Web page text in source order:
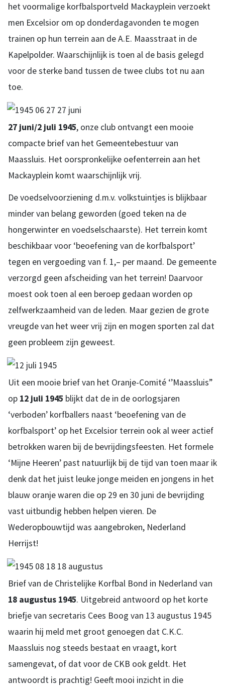
het voormalige korfbalsportveld Mackayplein verzoekt
men Excelsior om op donderdagavonden te mogen
trainen op hun terrein aan de A.E. Maasstraat in de
Kapelpolder. Waarschijnlijk is toen al de basis gelegd
voor de sterke band tussen de twee clubs tot nu aan
toe.
27 juni/2 juli 1945, onze club ontvangt een mooie
compacte brief van het Gemeentebestuur van
Maassluis. Het oorspronkelijke oefenterrein aan het
Mackayplein komt waarschijnlijk vrij.
De voedselvoorziening d.m.v. volkstuintjes is blijkbaar
minder van belang geworden (goed teken na de
hongerwinter en voedselschaarste). Het terrein komt
beschikbaar voor ‘beoefening van de korfbalsport’
tegen en vergoeding van f. 1,– per maand. De gemeente
verzorgd geen afscheiding van het terrein! Daarvoor
moest ook toen al een beroep gedaan worden op
zelfwerkzaamheid van de leden. Maar gezien de grote
vreugde van het weer vrij zijn en mogen sporten zal dat
geen probleem zijn geweest.
Uit een mooie brief van het Oranje-Comité ‘’Maassluis”
op 12 juli 1945 blijkt dat de in de oorlogsjaren
‘verboden’ korfballers naast ‘beoefening van de
korfbalsport’ op het Excelsior terrein ook al weer actief
betrokken waren bij de bevrijdingsfeesten. Het formele
‘Mijne Heeren’ past natuurlijk bij de tijd van toen maar ik
denk dat het juist leuke jonge meiden en jongens in het
blauw oranje waren die op 29 en 30 juni de bevrijding
vast uitbundig hebben helpen vieren. De
Wederopbouwtijd was aangebroken, Nederland
Herrijst!
Brief van de Christelijke Korfbal Bond in Nederland van
18 augustus 1945. Uitgebreid antwoord op het korte
briefje van secretaris Cees Boog van 13 augustus 1945
waarin hij meld met groot genoegen dat C.K.C.
Maassluis nog steeds bestaat en vraagt, kort
samengevat, of dat voor de CKB ook geldt. Het
antwoordt is prachtig! Geeft mooi inzicht in die